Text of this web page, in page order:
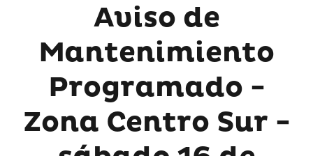
Aviso de
Mantenimiento
Programado -
Zona Centro Sur -